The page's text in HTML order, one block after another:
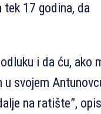
tek 17 godina, da
i da ću, ako
u svojem
na ratište”,